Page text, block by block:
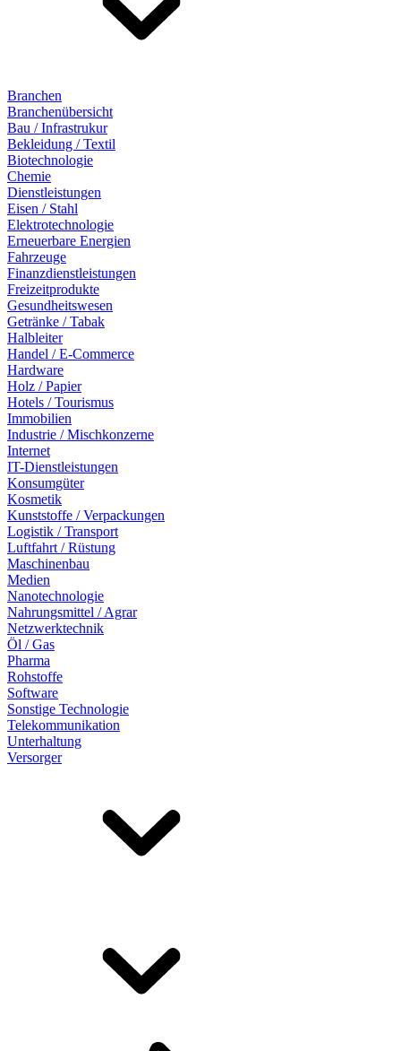
Branchen
Branchenübersicht
Bau / Infrastrukur
Bekleidung / Textil
Biotechnologie
Chemie
Dienstleistungen
Eisen / Stahl
Elektrotechnologie
Erneuerbare Energien
Fahrzeuge
Finanzdienstleistungen
Freizeitprodukte
Gesundheitswesen
Getränke / Tabak
Halbleiter
Handel / E-Commerce
Hardware
Holz / Papier
Hotels / Tourismus
Immobilien
Industrie / Mischkonzerne
Internet
IT-Dienstleistungen
Konsumgüter
Kosmetik
Kunststoffe / Verpackungen
Logistik / Transport
Luftfahrt / Rüstung
Maschinenbau
Medien
Nanotechnologie
Nahrungsmittel / Agrar
Netzwerktechnik
Öl / Gas
Pharma
Rohstoffe
Software
Sonstige Technologie
Telekommunikation
Unterhaltung
Versorger